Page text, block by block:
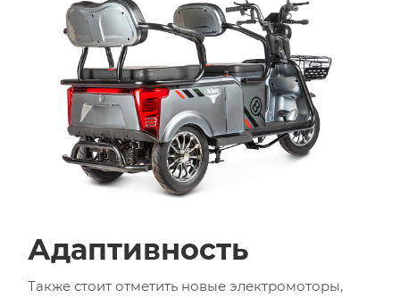
Адаптивность
Также стоит отметить новые электромоторы,